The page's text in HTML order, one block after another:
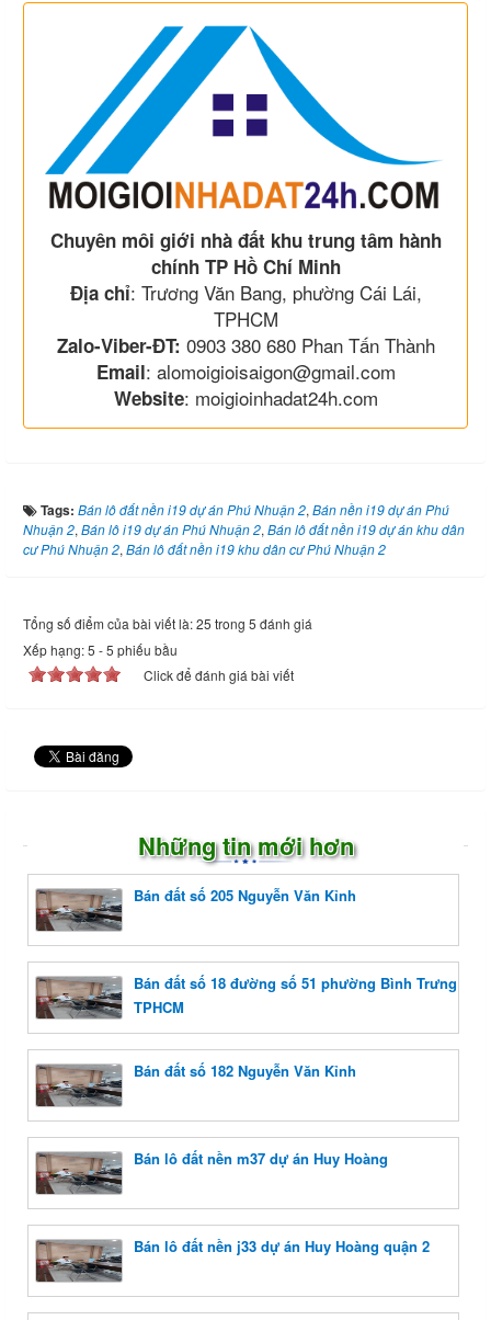
Chuyên môi giới nhà đất khu trung tâm hành
chính TP Hồ Chí Minh
Địa chỉ: Trương Văn Bang, phường Cái Lái,
TPHCM
Zalo-Viber-ĐT: 0903 380 680 Phan Tấn Thành
Email: alomoigioisaigon@gmail.com
Website: moigioinhadat24h.com
Tags: Bán lô đất nền i19 dự án Phú Nhuận 2, Bán nền i19 dự án Phú
Nhuận 2, Bán lô i19 dự án Phú Nhuận 2, Bán lô đất nền i19 dự án khu dân
cư Phú Nhuận 2, Bán lô đất nền i19 khu dân cư Phú Nhuận 2
Tổng số điểm của bài viết là: 25 trong 5 đánh giá
Xếp hạng:5 -5 phiếu bầu
Click để đánh giá bài viết
Những tin mới hơn
Bán đất số 205 Nguyễn Văn Kỉnh
Bán đất số 18 đường số 51 phường Bình Trưng
TPHCM
Bán đất số 182 Nguyễn Văn Kỉnh
Bán lô đất nền m37 dự án Huy Hoàng
Bán lô đất nền j33 dự án Huy Hoàng quận 2